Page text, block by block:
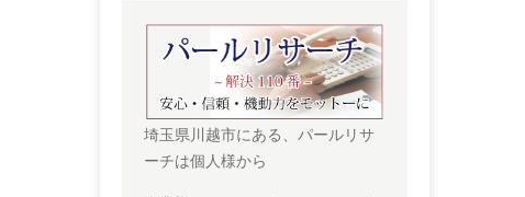
埼玉県川越市にある、パールリサ
ーチは個人様から